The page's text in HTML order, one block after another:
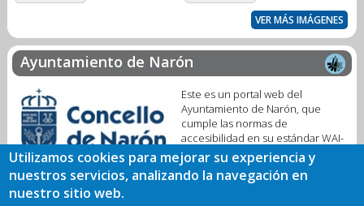
VER MÁS IMÁGENES
Ayuntamiento de Narón
Este es un portal web del
Ayuntamiento de Narón, que
cumple las normas de
accesibilidad en su estándar WAI-
A. Se trata de un servicio público
digital para facilitar la interacción con nuestra Biblioteca Municipal.
Utilizamos cookies para mejorar su experiencia y
nuestros servicios, analizando la navegación en
nuestro sitio web.